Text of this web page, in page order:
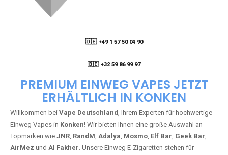
🇩🇪 +49 1 57 50 04 90
🇧🇪 +32 59 86 99 97
PREMIUM EINWEG VAPES JETZT
ERHÄLTLICH IN KONKEN
Willkommen bei Vape Deutschland, Ihrem Experten für hochwertige
Einweg Vapes in Konken! Wir bieten Ihnen eine große Auswahl an
Topmarken wie JNR, RandM, Adalya, Mosmo, Elf Bar, Geek Bar,
AirMez und Al Fakher. Unsere Einweg E-Zigaretten stehen für